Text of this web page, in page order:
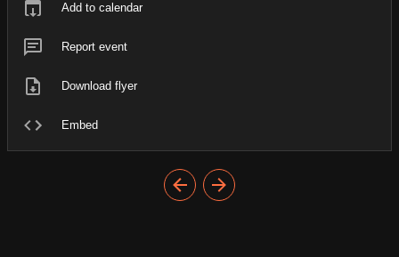
Add to calendar
Report event
Download flyer
Embed